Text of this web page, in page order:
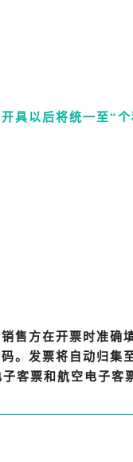
具以后将统一至“个
售方在开票时准确
。发票将自动归集
客票和航空电子客